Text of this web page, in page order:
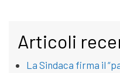
Articoli
La Sindaca firma il